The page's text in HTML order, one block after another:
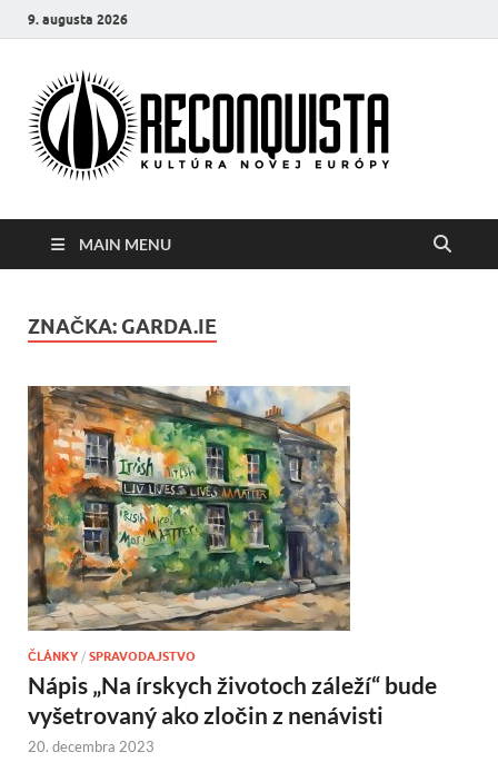
9. augusta 2026
MAIN MENU
ZNAČKA: GARDA.IE
ČLÁNKY / SPRAVODAJSTVO
Nápis „Na írskych životoch záleží“ bude
vyšetrovaný ako zločin z nenávisti
20. decembra 2023